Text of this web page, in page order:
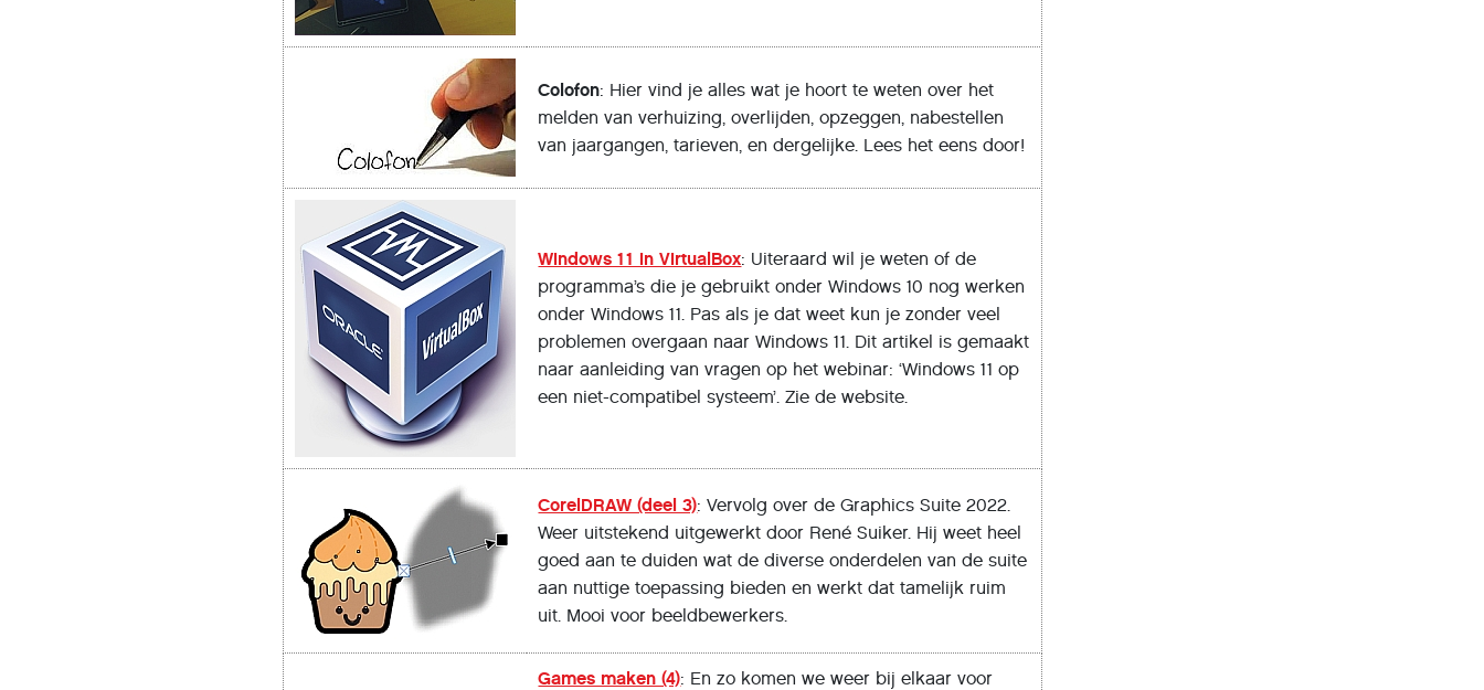
Colofon: Hier vind je alles wat je hoort te weten over het
melden van verhuizing, overlijden, opzeggen, nabestellen
van jaargangen, tarieven, en dergelijke. Lees het eens door!
Windows 11 in VirtualBox: Uiteraard wil je weten of de
programma’s die je gebruikt onder Windows 10 nog werken
onder Windows 11. Pas als je dat weet kun je zonder veel
problemen overgaan naar Windows 11. Dit artikel is gemaakt
naar aanleiding van vragen op het webinar: ‘Windows 11 op
een niet-compatibel systeem’. Zie de website.
CorelDRAW (deel 3): Vervolg over de Graphics Suite 2022.
Weer uitstekend uitgewerkt door René Suiker. Hij weet heel
goed aan te duiden wat de diverse onderdelen van de suite
aan nuttige toepassing bieden en werkt dat tamelijk ruim
uit. Mooi voor beeldbewerkers.
Games maken (4): En zo komen we weer bij elkaar voor